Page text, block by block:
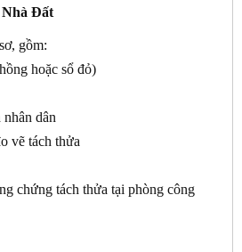
Đất
gồm:
hoặc sổ đỏ)
dân
vẽ tách thửa
chứng tách thửa tại phòng công